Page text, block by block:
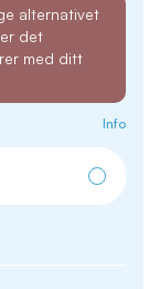
alternativet
det
med ditt
Info